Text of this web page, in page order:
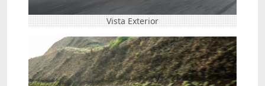
Vista Exterior